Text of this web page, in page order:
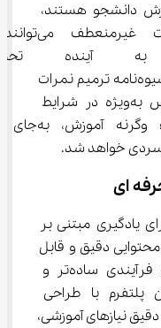
دانشجو هستند،
کاستی‌های اجرایی و تصمیمات غیرمنعطف می‌توانند
به
دانش‌آموزان وارد کنند. بازنگری در شیوه‌نامه ترمیم نمرات
و امکان‌پذیر ساختن ترمیم تک‌درس به‌ویژه در شرایط
موجه، یک ضرورت فوری است؛ وگرنه آموزش، به‌جای
ای
برای یادگیری مبتنی بر
دقیق و قابل
فهم، آموزش برای دانش‌آموزان به فرآیندی ساده‌تر و
پلتفرم با طراحی
نیازهای آموزشی،